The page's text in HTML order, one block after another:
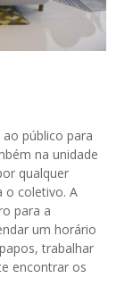
público para
na unidade
qualquer
o coletivo. A
para a
um horário
trabalhar
encontrar os